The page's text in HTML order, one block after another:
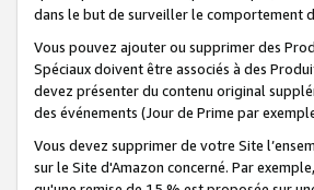
dans le but de surveiller le comportement
Vous pouvez ajouter ou supprimer des
Spéciaux doivent être associés à des
devez présenter du contenu original
des événements (Jour de Prime par
Vous devez supprimer de votre Site
sur le Site d'Amazon concerné. Par